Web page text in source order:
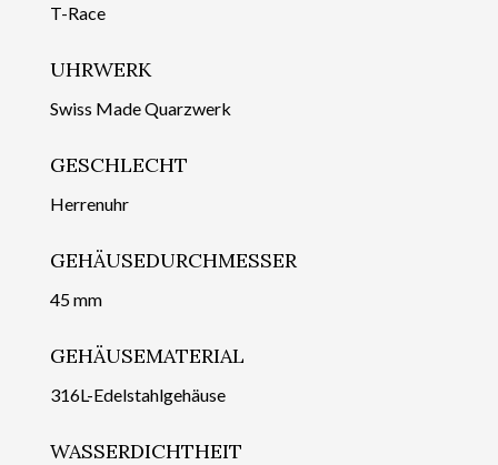
T-Race
UHRWERK
Swiss Made Quarzwerk
GESCHLECHT
Herrenuhr
GEHÄUSEDURCHMESSER
45 mm
GEHÄUSEMATERIAL
316L-Edelstahlgehäuse
WASSERDICHTHEIT